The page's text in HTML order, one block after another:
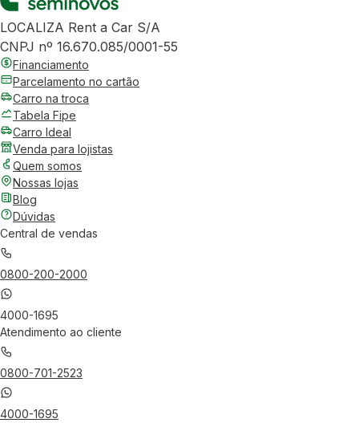
LOCALIZA Rent a Car S/A
CNPJ nº 16.670.085/0001-55
Financiamento
Parcelamento no cartão
Carro na troca
Tabela Fipe
Carro Ideal
Venda para lojistas
Quem somos
Nossas lojas
Blog
Dúvidas
Central de vendas
0800-200-2000
4000-1695
Atendimento ao cliente
0800-701-2523
4000-1695